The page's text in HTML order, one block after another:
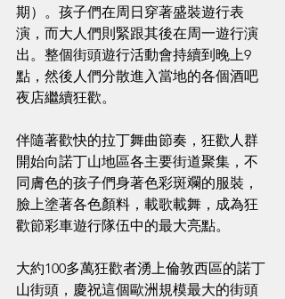
期）。孩子們在周日穿著盛裝遊行表
演，而大人們則緊跟其後在周一遊行演
出。整個街頭遊行活動會持續到晚上9
點，然後人們分散進入當地的各個酒吧
夜店繼續狂歡。
伴隨著歡快的拉丁舞曲節奏，狂歡人群
開始向諾丁山地區各主要街道聚集，不
同膚色的孩子們身著色彩斑斕的服裝，
臉上塗著各色顏料，載歌載舞，成為狂
歡節彩車遊行隊伍中的最大亮點。
大約100多萬狂歡者湧上倫敦西區的諾丁
山街頭，慶祝這個歐洲規模最大的街頭